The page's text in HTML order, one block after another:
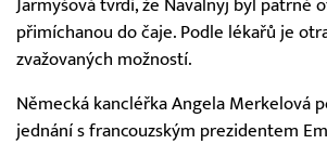
Jarmyšová tvrdí, že Navalnyj byl patrně
přimíchanou do čaje. Podle lékařů je
zvažovaných možností.
Německá kancléřka Angela Merkelová
jednání s francouzským prezidentem